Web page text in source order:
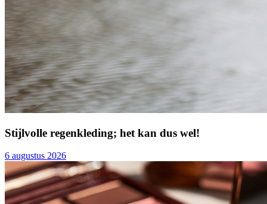
Stijlvolle regenkleding; het kan dus wel!
6 augustus 2026